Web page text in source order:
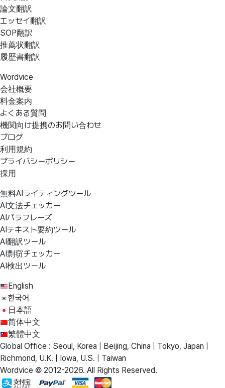
論文翻訳
エッセイ翻訳
SOP翻訳
推薦状翻訳
履歴書翻訳
Wordvice
会社概要
料金案内
よくある質問
機関向け提携のお問い合わせ
ブログ
利用規約
プライバシーポリシー
採用
無料AIライティングツール
AI文法チェッカー
AIパラフレーズ
AIテキスト要約ツール
AI翻訳ツール
AI剽窃チェッカー
AI検出ツール
English
한국어
日本語
简体中文
繁體中文
Global Office : Seoul, Korea | Beijing, China | Tokyo, Japan |
Richmond, U.K. | Iowa, U.S. | Taiwan
Wordvice © 2012-2026. All Rights Reserved.